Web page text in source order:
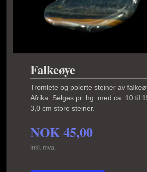
Falkeøye
Tromlete og polerte steiner av
Afrika. Selges pr. hg. med ca. 10 til
3,0 cm store steiner.
NOK45,00
inkl. mva.